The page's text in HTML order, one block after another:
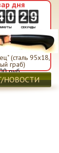
СЕКУНДЫ
(сталь 95х18,
граб)
руб.
НОВОСТИ
дня